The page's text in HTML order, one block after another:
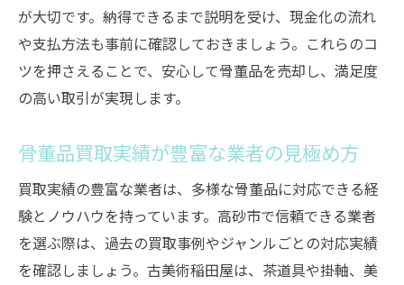
が大切です。納得できるまで説明を受け、現金化の流れ
や支払方法も事前に確認しておきましょう。これらのコ
ツを押さえることで、安心して骨董品を売却し、満足度
の高い取引が実現します。
骨董品買取実績が豊富な業者の見極め方
買取実績の豊富な業者は、多様な骨董品に対応できる経
験とノウハウを持っています。高砂市で信頼できる業者
を選ぶ際は、過去の買取事例やジャンルごとの対応実績
を確認しましょう。古美術稲田屋は、茶道具や掛軸、美